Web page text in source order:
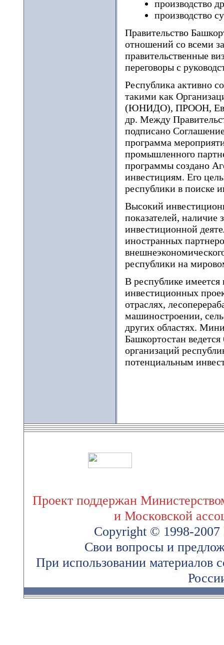
производство
производство
Правительство
отношений со всеми
правительственные
переговоры с
Республика активно
такими как
(ЮНИДО), ПРООН,
др. Между
подписано
программа
промышленного
программы создано
инвестициям. Его
республики в поиске
Высокий
показателей, наличие
инвестиционной
иностранных
республики на
В республике имеется
инвестиционных
отраслях,
машиностроении,
других областях.
Башкортостан
организаций
потенциальным
Проект поддержан
и Московской
Copyright © 1998-
Свои вопросы и
При использовании материалов